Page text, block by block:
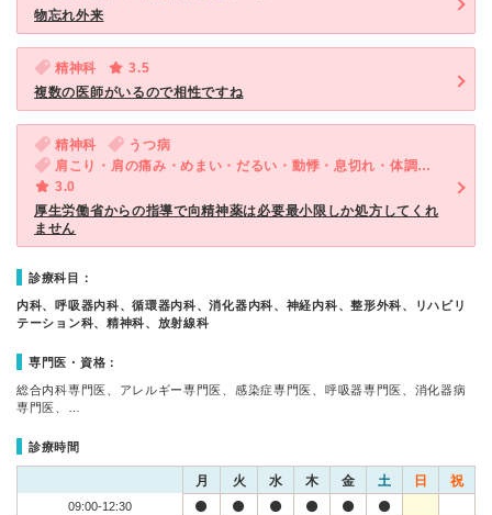
物忘れ外来
精神科
3.5
複数の医師がいるので相性ですね
精神科
うつ病
肩こり・肩の痛み・めまい・だるい・動悸・息切れ・体調不良・ED（男性）・気が滅入る・不安
3.0
厚生労働省からの指導で向精神薬は必要最小限しか処方してくれ
ません
診療科目：
内科、呼吸器内科、循環器内科、消化器内科、神経内科、整形外科、リハビリ
テーション科、精神科、放射線科
専門医・資格：
総合内科専門医、アレルギー専門医、感染症専門医、呼吸器専門医、消化器病
専門医、…
診療時間
月 火 水 木 金 土 日 祝
09:00-12:30